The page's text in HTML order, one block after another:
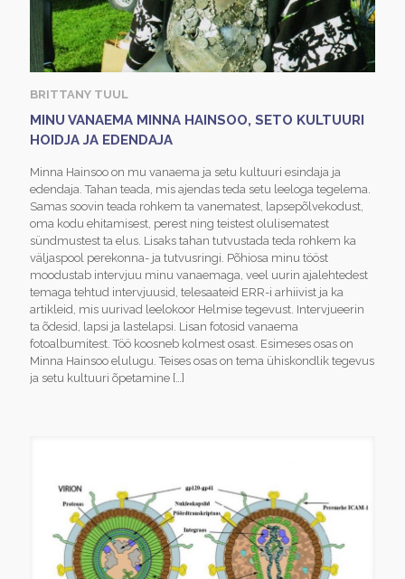
BRITTANY TUUL
MINU VANAEMA MINNA HAINSOO, SETO KULTUURI
HOIDJA JA EDENDAJA
Minna Hainsoo on mu vanaema ja setu kultuuri esindaja ja
edendaja. Tahan teada, mis ajendas teda setu leeloga tegelema.
Samas soovin teada rohkem ta vanematest, lapsepõlvekodust,
oma kodu ehitamisest, perest ning teistest olulisematest
sündmustest ta elus. Lisaks tahan tutvustada teda rohkem ka
väljaspool perekonna- ja tutvusringi. Põhiosa minu tööst
moodustab intervjuu minu vanaemaga, veel uurin ajalehtedest
temaga tehtud intervjuusid, telesaateid ERR-i arhiivist ja ka
artikleid, mis uurivad leelokoor Helmise tegevust. Intervjueerin
ta õdesid, lapsi ja lastelapsi. Lisan fotosid vanaema
fotoalbumitest. Töö koosneb kolmest osast. Esimeses osas on
Minna Hainsoo elulugu. Teises osas on tema ühiskondlik tegevus
ja setu kultuuri õpetamine […]